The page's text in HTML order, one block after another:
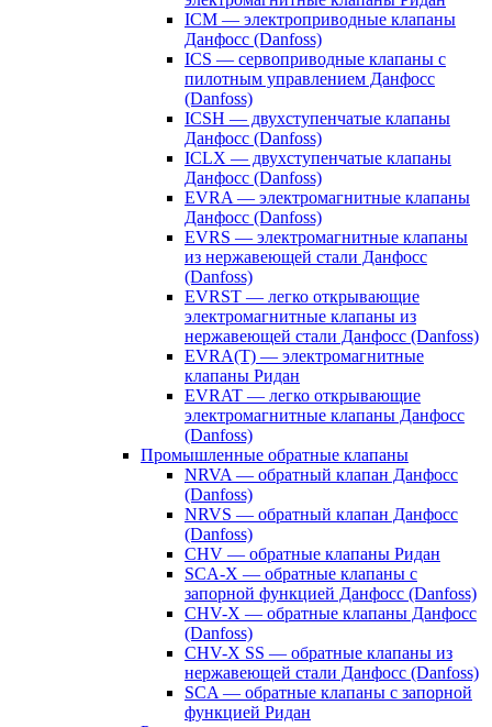
ICM — электроприводные клапаны
Данфосс (Danfoss)
ICS — сервоприводные клапаны с
пилотным управлением Данфосс
(Danfoss)
ICSH — двухступенчатые клапаны
Данфосс (Danfoss)
ICLX — двухступенчатые клапаны
Данфосс (Danfoss)
EVRA — электромагнитные клапаны
Данфосс (Danfoss)
EVRS — электромагнитные клапаны
из нержавеющей стали Данфосс
(Danfoss)
EVRST — легко открывающие
электромагнитные клапаны из
нержавеющей стали Данфосс (Danfoss)
EVRA(T) — электромагнитные
клапаны Ридан
EVRAT — легко открывающие
электромагнитные клапаны Данфосс
(Danfoss)
Промышленные обратные клапаны
NRVA — обратный клапан Данфосс
(Danfoss)
NRVS — обратный клапан Данфосс
(Danfoss)
CHV — обратные клапаны Ридан
SCA-X — обратные клапаны с
запорной функцией Данфосс (Danfoss)
CHV-X — обратные клапаны Данфосс
(Danfoss)
CHV-X SS — обратные клапаны из
нержавеющей стали Данфосс (Danfoss)
SCA — обратные клапаны с запорной
функцией Ридан